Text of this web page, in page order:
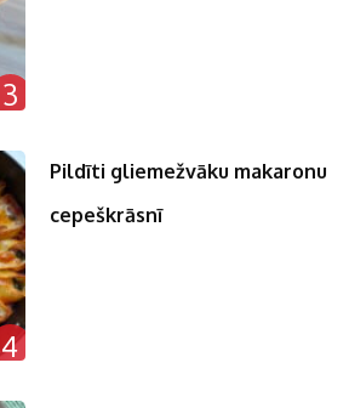
3
4
Pildīti gliemežvāku makaronu
cepeškrāsnī